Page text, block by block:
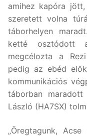
amihez kapóra
szeretett volna
táborhelyen
ketté osztódott
megcélozta a
pedig az ebéd
kommunikációs
táborban maradott
László (HA7SX)
„Öregtagunk,